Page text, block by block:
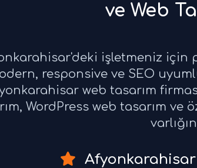
ve Web
işletmeniz için
responsive ve SEO
web tasarım
WordPress web tasarım ve
Afyonkarahisar